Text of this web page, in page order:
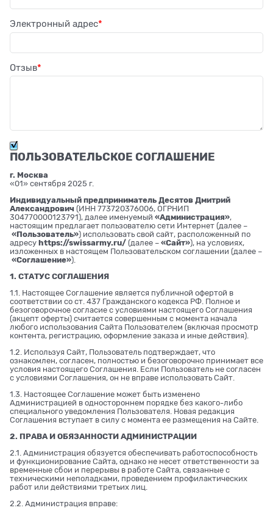
Электронный адрес
Отзыв
ПОЛЬЗОВАТЕЛЬСКОЕ СОГЛАШЕНИЕ
г. Москва
«01» сентября 2025 г.
Индивидуальный предприниматель Десятов Дмитрий
Александрович (ИНН 773720376006, ОГРНИП
304770000123791), далее именуемый «Администрация»,
настоящим предлагает пользователю сети Интернет (далее –
«Пользователь») использовать свой сайт, расположенный по
адресу https://swissarmy.ru/ (далее – «Сайт»), на условиях,
изложенных в настоящем Пользовательском соглашении (далее –
«Соглашение»).
1. СТАТУС СОГЛАШЕНИЯ
1.1. Настоящее Соглашение является публичной офертой в
соответствии со ст. 437 Гражданского кодекса РФ. Полное и
безоговорочное согласие с условиями настоящего Соглашения
(акцепт оферты) считается совершенным с момента начала
любого использования Сайта Пользователем (включая просмотр
контента, регистрацию, оформление заказа и иные действия).
1.2. Используя Сайт, Пользователь подтверждает, что
ознакомлен, согласен, полностью и безоговорочно принимает все
условия настоящего Соглашения. Если Пользователь не согласен
с условиями Соглашения, он не вправе использовать Сайт.
1.3. Настоящее Соглашение может быть изменено
Администрацией в одностороннем порядке без какого-либо
специального уведомления Пользователя. Новая редакция
Соглашения вступает в силу с момента ее размещения на Сайте.
2. ПРАВА И ОБЯЗАННОСТИ АДМИНИСТРАЦИИ
2.1. Администрация обязуется обеспечивать работоспособность
и функционирование Сайта, однако не несет ответственности за
временные сбои и перерывы в работе Сайта, связанные с
техническими неполадками, проведением профилактических
работ или действиями третьих лиц.
2.2. Администрация вправе: